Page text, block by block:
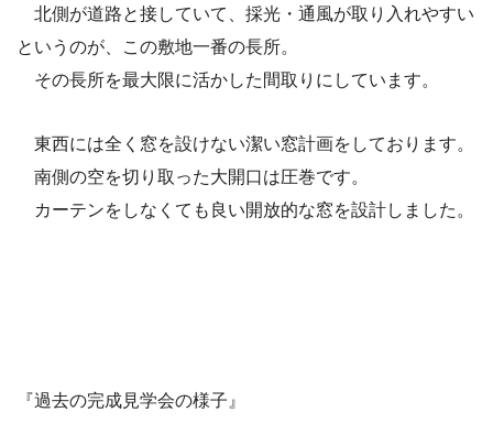
北側が道路と接していて、採光・通風が取り入れやすい
というのが 、この敷地一番の長所。
その長所を最大限に活かした間取りにしています。
東西には全く窓を設けない潔い窓計画をしております。
南側の空を切り取った大開口は圧巻です。
カーテンをしなくても良い開放的な窓を設計しました。
『過去の完成見学会の様子』